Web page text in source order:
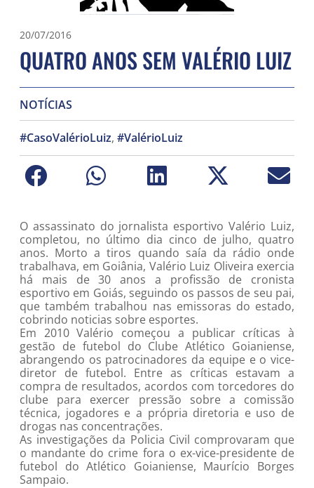
20/07/2016
QUATRO ANOS SEM VALÉRIO LUIZ
NOTÍCIAS
#CasoValérioLuiz, #ValérioLuiz
O assassinato do jornalista esportivo Valério Luiz,
completou, no último dia cinco de julho, quatro
anos. Morto a tiros quando saía da rádio onde
trabalhava, em Goiânia, Valério Luiz Oliveira exercia
há mais de 30 anos a profissão de cronista
esportivo em Goiás, seguindo os passos de seu pai,
que também trabalhou nas emissoras do estado,
cobrindo noticias sobre esportes.
Em 2010 Valério começou a publicar críticas à
gestão de futebol do Clube Atlético Goianiense,
abrangendo os patrocinadores da equipe e o vice-
diretor de futebol. Entre as críticas estavam a
compra de resultados, acordos com torcedores do
clube para exercer pressão sobre a comissão
técnica, jogadores e a própria diretoria e uso de
drogas nas concentrações.
As investigações da Policia Civil comprovaram que
o mandante do crime fora o ex-vice-presidente de
futebol do Atlético Goianiense, Maurício Borges
Sampaio.